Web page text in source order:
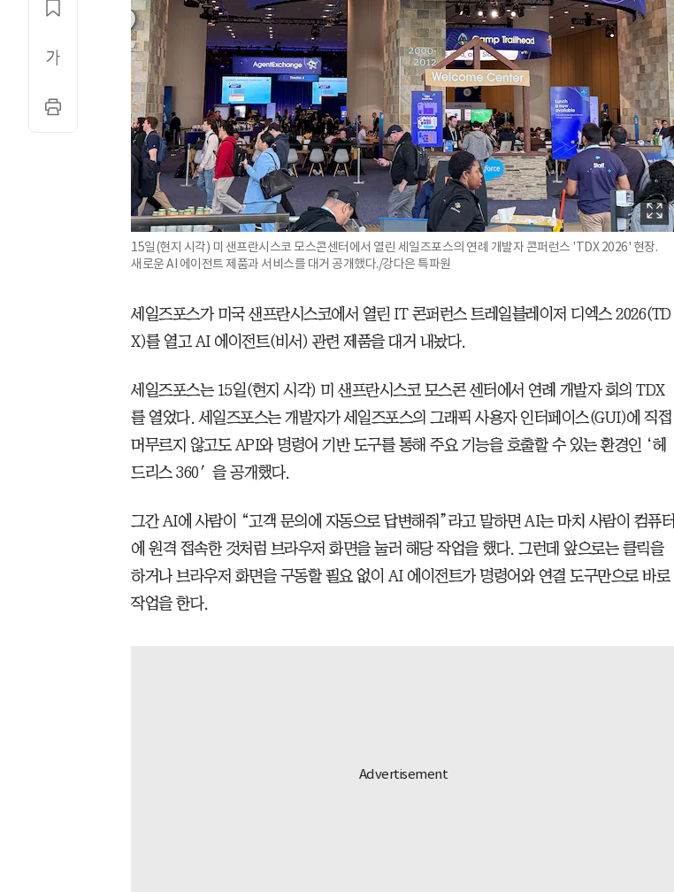
15일(현지 시각) 미 샌프란시스코 모스콘센터에서 열린 세일즈포스의 연례 개발자 콘퍼런스 'TDX 2026' 현장.
새로운 AI 에이전트 제품과 서비스를 대거 공개했다./강다은 특파원
세일즈포스가 미국 샌프란시스코에서 열린 IT 콘퍼런스 트레일블레이저 디엑스 2026(TD
X)를 열고 AI 에이전트(비서) 관련 제품을 대거 내놨다.
세일즈포스는 15일(현지 시각) 미 샌프란시스코 모스콘 센터에서 연례 개발자 회의 TDX
를 열었다. 세일즈포스는 개발자가 세일즈포스의 그래픽 사용자 인터페이스(GUI)에 직접
머무르지 않고도 API와 명령어 기반 도구를 통해 주요 기능을 호출할 수 있는 환경인 ‘헤
드리스 360′을 공개했다.
그간 AI에 사람이 “고객 문의에 자동으로 답변해줘”라고 말하면 AI는 마치 사람이 컴퓨터
에 원격 접속한 것처럼 브라우저 화면을 눌러 해당 작업을 했다. 그런데 앞으로는 클릭을
하거나 브라우저 화면을 구동할 필요 없이 AI 에이전트가 명령어와 연결 도구만으로 바로
작업을 한다.